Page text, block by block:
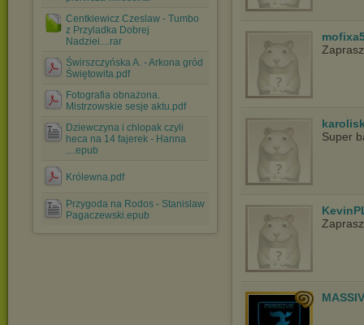
Centkiewicz Czeslaw - Tumbo
z Przyladka Dobrej
Nadziei....rar
Świrszczyńska A. - Arkona gród
Świętowita.pdf
Fotografia obnażona.
Mistrzowskie sesje aktu.pdf
Dziewczyna i chlopak czyli
heca na 14 fajerek - Hanna
....epub
Królewna.pdf
Przygoda na Rodos - Stanislaw
Pagaczewski.epub
Super